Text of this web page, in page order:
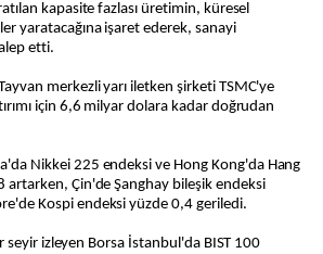
kapasite fazlası üretimin, küresel
yaratacağına işaret ederek, sanayi
etti.
merkezli yarı iletken şirketi TSMC'ye
için 6,6 milyar dolara kadar doğrudan
Nikkei 225 endeksi ve Hong Kong'da Hang
artarken, Çin'de Şanghay bileşik endeksi
Kospi endeksi yüzde 0,4 geriledi.
seyir izleyen Borsa İstanbul'da BIST 100